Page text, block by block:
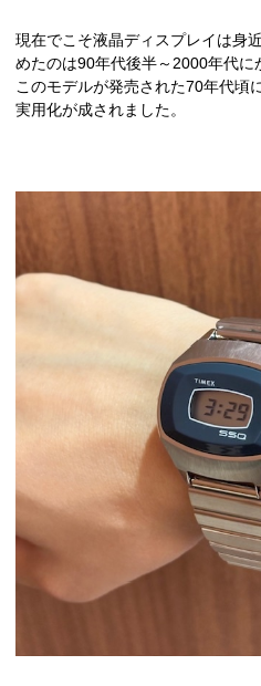
現在でこそ液晶ディスプレイは身
めたのは90年代後半～2000年代に
このモデルが発売された70年代頃
実用化が成されました。